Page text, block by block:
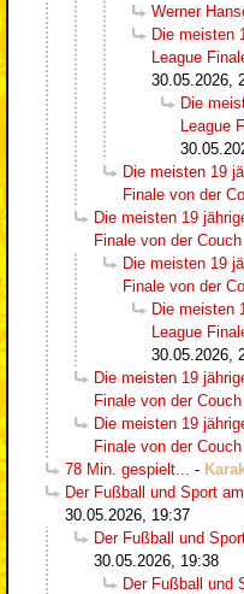
Werner
Die meisten
League
30.05.2026,
Die
League
Die meisten 19
Finale von der
Die meisten 19
Finale von der Couch
Die meisten 19
Finale von der
Die meisten
League
30.05.2026,
Die meisten 19
Finale von der Couch
Die meisten 19
Finale von der Couch
78 Min. gespielt...
-
Der Fußball und Sport
30.05.2026, 19:37
Der Fußball und
30.05.2026, 19:38
Der Fußball und